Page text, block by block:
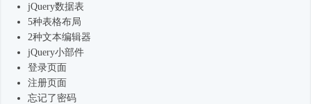
jQuery数据表
5种表格布局
2种文本编辑器
jQuery小部件
登录页面
注册页面
忘记了密码